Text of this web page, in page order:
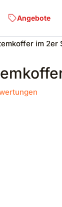
Angebote
im 2er